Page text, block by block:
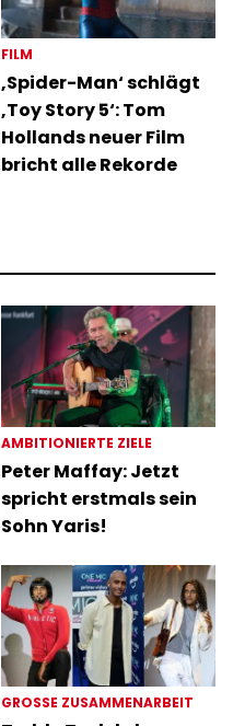
FILM
‚Spider-Man‘ schlägt
‚Toy Story 5‘: Tom
Hollands neuer Film
bricht alle Rekorde
AMBITIONIERTE ZIELE
Peter Maffay: Jetzt
spricht erstmals sein
Sohn Yaris!
GROSSE ZUSAMMENARBEIT